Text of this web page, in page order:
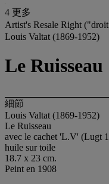
4 更多
Artist's Resale Right
Louis Valtat (1869-1952)
Le Ruisseau
細節
Louis Valtat (1869-1952)
Le Ruisseau
avec le cachet 'L.V' (Lugt
huile sur toile
18.7 x 23 cm.
Peint en 1908